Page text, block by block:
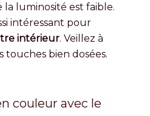
luminosité est faible.
intéressant pour
intérieur. Veillez à
touches bien dosées.
couleur avec le